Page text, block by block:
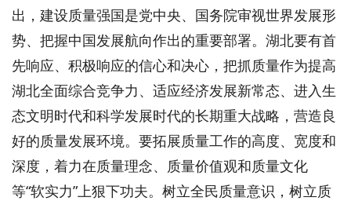
出，建设质量强国是党中央、国务院审视世界发展形
势、把握中国发展航向作出的重要部署。湖北要有首
先响应、积极响应的信心和决心，把抓质量作为提高
湖北全面综合竞争力、适应经济发展新常态、进入生
态文明时代和科学发展时代的长期重大战略，营造良
好的质量发展环境。要拓展质量工作的高度、宽度和
深度，着力在质量理念、质量价值观和质量文化
等“软实力”上狠下功夫。树立全民质量意识，树立质